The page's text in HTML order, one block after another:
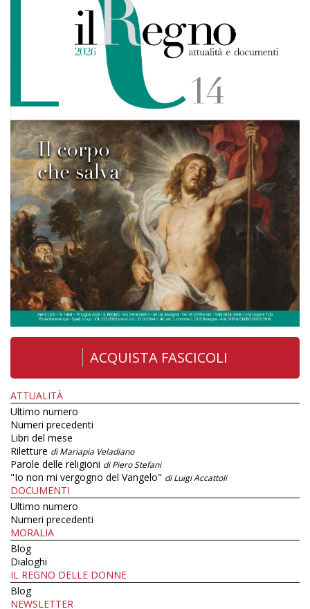
ACQUISTA FASCICOLI
ATTUALITÀ
Ultimo numero
Numeri precedenti
Libri del mese
Riletture di Mariapia Veladiano
Parole delle religioni di Piero Stefani
"Io non mi vergogno del Vangelo" di Luigi Accattoli
DOCUMENTI
Ultimo numero
Numeri precedenti
MORALIA
Blog
Dialoghi
IL REGNO DELLE DONNE
Blog
NEWSLETTER